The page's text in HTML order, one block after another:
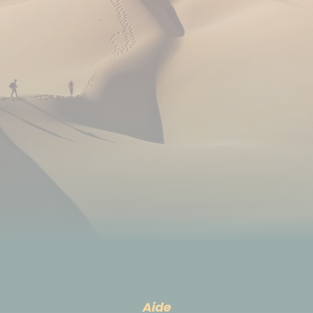
classement. Les hôtels ne sont par ailleurs pas
toujours bien entretenus (ascenseurs en panne,
problème d'eau chaude ...). Au vu de l'engouement
indépendant de notre volonté, pourraient avoir lieu
de façon tardive, sur place.
Déplacement
Vous utiliserez les modes de déplacement suivant :
Aide